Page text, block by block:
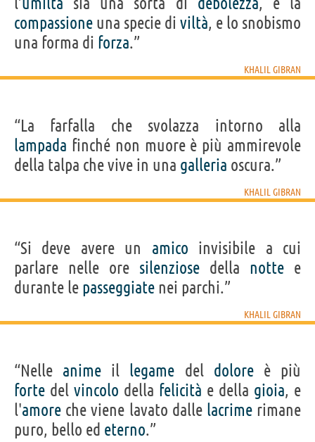
compassione una specie di viltà, e lo snobismo
una forma di forza.”
KHALIL GIBRAN
“La farfalla che svolazza intorno alla
lampada finché non muore è più ammirevole
della talpa che vive in una galleria oscura.”
KHALIL GIBRAN
“Si deve avere un amico invisibile a cui
parlare nelle ore silenziose della notte e
durante le passeggiate nei parchi.”
KHALIL GIBRAN
“Nelle anime il legame del doloreè più
forte del vincolo della felicità e della gioia, e
l'amore che viene lavato dalle lacrimerimane
puro, bello ed eterno.”